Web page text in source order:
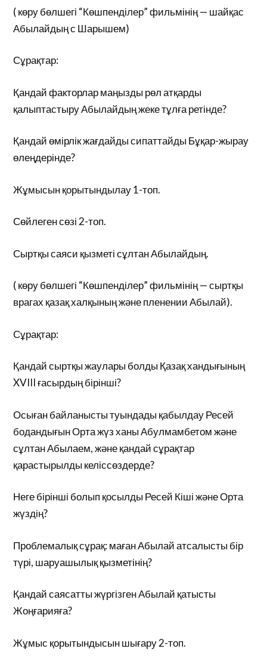
( көру бөлшегі “Көшпенділер” фильмінің — шайқас
Абылайдың с Шарышем)
Сұрақтар:
Қандай факторлар маңызды рөл атқарды
қалыптастыру Абылайдың жеке тұлға ретінде?
Қандай өмірлік жағдайды сипаттайды Бұқар-жырау
өлеңдерінде?
Жұмысын қорытындылау 1-топ.
Сөйлеген сөзі 2-топ.
Сыртқы саяси қызметі сұлтан Абылайдың.
( көру бөлшегі “Көшпенділер” фильмінің — сыртқы
врагах қазақ халқының және пленении Абылай).
Сұрақтар:
Қандай сыртқы жаулары болды Қазақ хандығының
XVIII ғасырдың бірінші?
Осыған байланысты туындады қабылдау Ресей
бодандығын Орта жүз ханы Абулмамбетом және
сұлтан Абылаем, және қандай сұрақтар
қарастырылды келіссөздерде?
Неге бірінші болып қосылды Ресей Кіші және Орта
жүздің?
Проблемалық сұрақ: маған Абылай атсалысты бір
түрі, шаруашылық қызметінің?
Қандай саясатты жүргізген Абылай қатысты
Жоңғарияға?
Жұмыс қорытындысын шығару 2-топ.